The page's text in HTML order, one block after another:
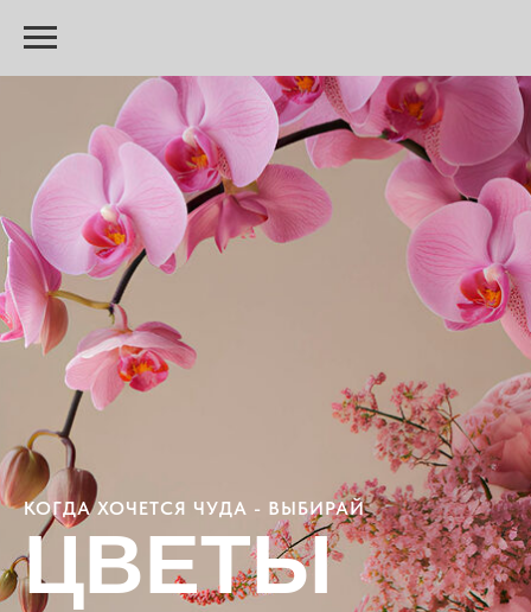
КОГДА ХОЧЕТСЯ ЧУДА - ВЫБИРАЙ
ЦВЕТЫ